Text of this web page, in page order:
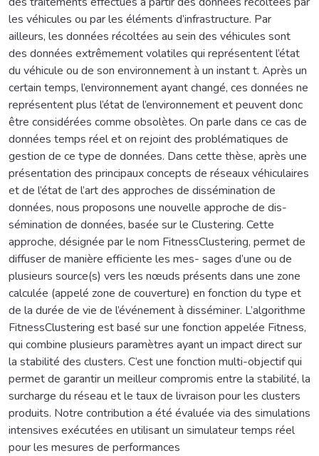
les véhicules ou par les éléments d’infrastructure. Par
ailleurs, les données récoltées au sein des véhicules sont
des données extrêmement volatiles qui représentent l’état
du véhicule ou de son environnement à un instant t. Après un
certain temps, l’environnement ayant changé, ces données ne
représentent plus l’état de l’environnement et peuvent donc
être considérées comme obsolètes. On parle dans ce cas de
données temps réel et on rejoint des problématiques de
gestion de ce type de données. Dans cette thèse, après une
présentation des principaux concepts de réseaux véhiculaires
et de l’état de l’art des approches de dissémination de
données, nous proposons une nouvelle approche de dis-
sémination de données, basée sur le Clustering. Cette
approche, désignée par le nom FitnessClustering, permet de
diffuser de manière efficiente les mes- sages d’une ou de
plusieurs source(s) vers les nœuds présents dans une zone
calculée (appelé zone de couverture) en fonction du type et
de la durée de vie de l’événement à disséminer. L’algorithme
FitnessClustering est basé sur une fonction appelée Fitness,
qui combine plusieurs paramètres ayant un impact direct sur
la stabilité des clusters. C’est une fonction multi-objectif qui
permet de garantir un meilleur compromis entre la stabilité, la
surcharge du réseau et le taux de livraison pour les clusters
produits. Notre contribution a été évaluée via des simulations
intensives exécutées en utilisant un simulateur temps réel
pour les mesures de performances